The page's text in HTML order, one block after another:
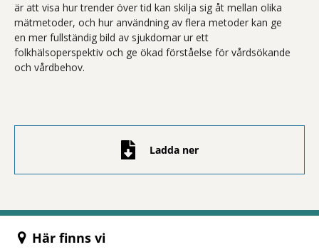
är att visa hur trender över tid kan skilja sig åt mellan olika
mätmetoder, och hur användning av flera metoder kan ge
en mer fullständig bild av sjukdomar ur ett
folkhälsoperspektiv och ge ökad förståelse för vårdsökande
och vårdbehov.
Ladda ner
Här finns vi